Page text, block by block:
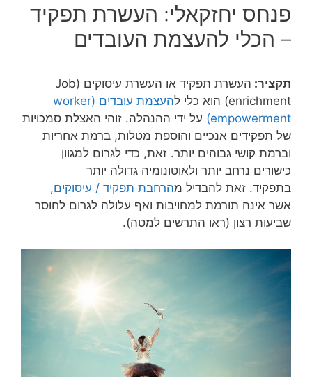
פנחס יחזקאלי: העשרת תפקיד
– הכלי להעצמת העובדים
תקציר:
העשרת תפקיד או העשרת עיסוקים (Job
enrichment) הוא כלי ל
העצמת עובדים (worker
empowerment)
על ידי ההנהלה. זוהי האצלת סמכויות
של תפקידים אנכיים והוספת מטלות, ברמת אחריות
וברמת קושי גבוהים יותר. זאת, כדי לגרום למגוון
כישורים נרחב יותר ולאוטונומיה גדולה יותר
בתפקיד. זאת להבדיל מהרחבת תפקיד / עיסוקים,
אשר אינה תורמת למחויבות ואף עלולה לגרום לחוסר
שביעות רצון (ראו התרשים למטה).